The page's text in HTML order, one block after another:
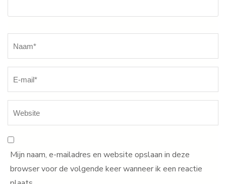
Mijn naam, e-mailadres en website opslaan in deze
browser voor de volgende keer wanneer ik een reactie